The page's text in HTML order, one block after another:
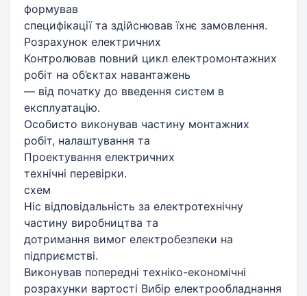
формував
специфікації та здійснював їхнє замовлення.
Розрахунок електричних
Контролював повний цикл електромонтажних
робіт на об’єктах навантажень
— від початку до введення систем в
експлуатацію.
Особисто виконував частину монтажних
робіт, налаштування та
Проектування електричних
технічні перевірки.
схем
Ніс відповідальність за електротехнічну
частину виробництва та
дотримання вимог електробезпеки на
підприємстві.
Виконував попередні техніко-економічні
розрахунки вартості Вибір електрообладнання